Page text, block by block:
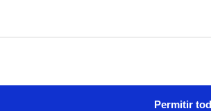
Permitir
los derechos reservados.